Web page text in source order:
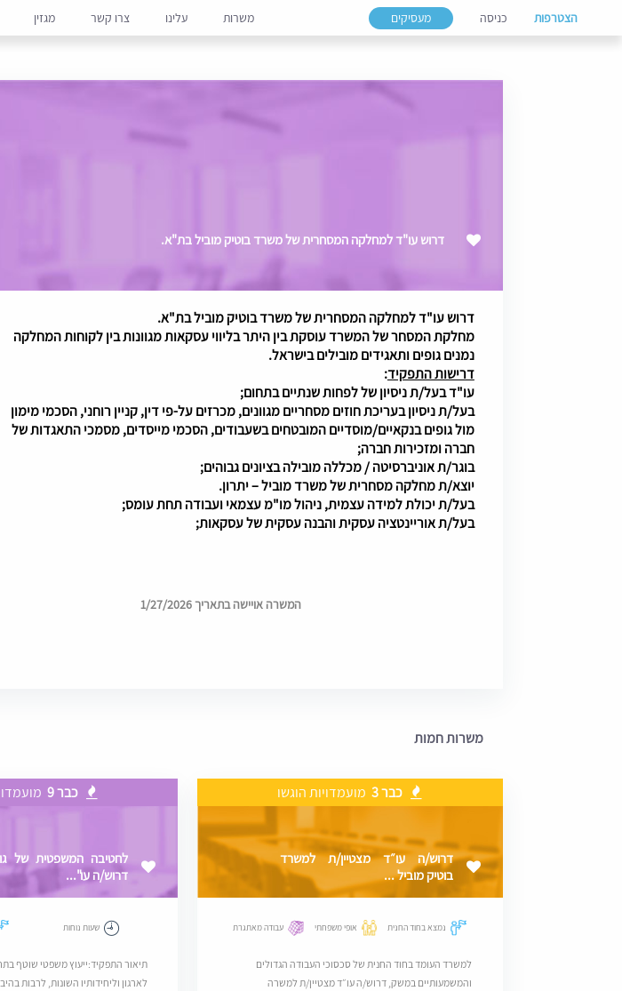
הצטרפות כניסה מעסיקים משרות עלינו צרו קשר מגזין
דרוש עו"ד למחלקה המסחרית של משרד בוטיק מוביל בת"א.
דרוש עו"ד למחלקה המסחרית של משרד בוטיק מוביל בת"א.
מחלקת המסחר של המשרד עוסקת בין היתר בליווי עסקאות מגוונות בין לקוחות המחלקה
נמנים גופים ותאגידים מובילים בישראל.
דרישות התפקיד:
עו"ד בעל/ת ניסיון של לפחות שנתיים בתחום;
בעל/ת ניסיון בעריכת חוזים מסחריים מגוונים, מכרזים על-פי דין, קניין רוחני, הסכמי מימון
מול גופים בנקאיים/מוסדיים המובטחים בשעבודים, הסכמי מייסדים, מסמכי התאגדות של
חברה ומזכירות חברה;
בוגר/ת אוניברסיטה / מכללה מובילה בציונים גבוהים;
יוצא/ת מחלקה מסחרית של משרד מוביל – יתרון.
בעל/ת יכולת למידה עצמית, ניהול מו"מ עצמאי ועבודה תחת עומס;
בעל/ת אוריינטציה עסקית והבנה עסקית של עסקאות;
המשרה אויישה בתאריך 1/27/2026
משרות חמות
כבר 3 מועמדויות הוגשו
דרוש/ה עו״ד מצטיין/ת למשרד
בוטיק מוביל ...
נמצא בחוד החנית אופי משפחתי עבודה מאתגרת
למשרד העומד בחוד החנית של סכסוכי העבודה הגדולים
והמשמעותיים במשק, דרוש/ה עו״ד מצטיין/ת למשרה
כבר 9
לחטיבה המשפטית של
דרוש/ה עו"...
שעות נוחות
תיאור התפקיד:ייעוץ משפטי שוטף
לארגון וליחידותיו השונות, לרבות